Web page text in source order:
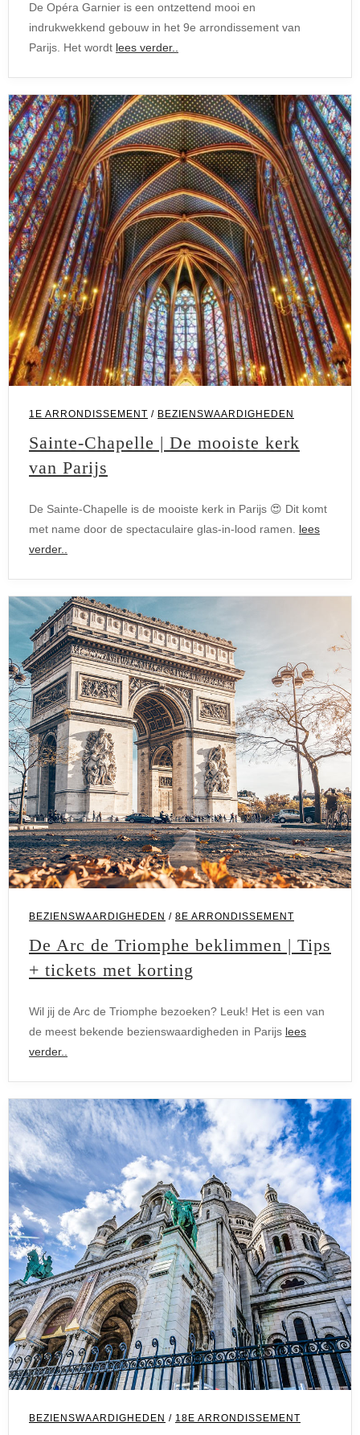
Bezienswaardigheden
De Opéra Garnier is een ontzettend mooi en
indrukwekkend gebouw in het 9e arrondissement van
Parijs. Het wordt lees verder..
1E ARRONDISSEMENT / BEZIENSWAARDIGHEDEN
Sainte-Chapelle | De mooiste kerk
van Parijs
De Sainte-Chapelle is de mooiste kerk in Parijs 😍 Dit komt
met name door de spectaculaire glas-in-lood ramen. lees
verder..
BEZIENSWAARDIGHEDEN / 8E ARRONDISSEMENT
De Arc de Triomphe beklimmen | Tips
+ tickets met korting
Wil jij de Arc de Triomphe bezoeken? Leuk! Het is een van
de meest bekende bezienswaardigheden in Parijs lees
verder..
BEZIENSWAARDIGHEDEN / 18E ARRONDISSEMENT